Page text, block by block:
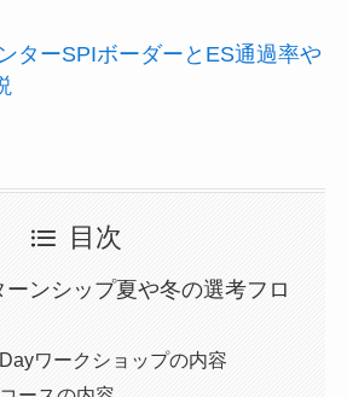
ターSPIボーダーとES通過率や
目次
ーンシップ夏や冬の選考フロ
ワークショップの内容